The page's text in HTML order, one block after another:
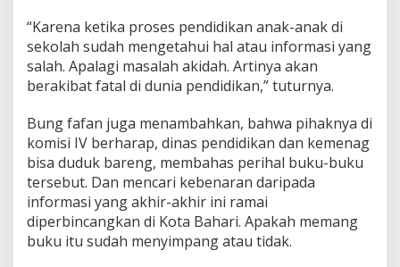
“Karena ketika proses pendidikan anak-anak di
sekolah sudah mengetahui hal atau informasi yang
salah. Apalagi masalah akidah. Artinya akan
berakibat fatal di dunia pendidikan,” tuturnya.
Bung fafan juga menambahkan, bahwa pihaknya di
komisi IV berharap, dinas pendidikan dan kemenag
bisa duduk bareng, membahas perihal buku-buku
tersebut. Dan mencari kebenaran daripada
informasi yang akhir-akhir ini ramai
diperbincangkan di Kota Bahari. Apakah memang
buku itu sudah menyimpang atau tidak.